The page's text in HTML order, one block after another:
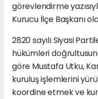
görevlendirme
Kurucu İlçe Başkanı
2820 sayılı Siyasi
hükümleri
göre Mustafa Utku,
kuruluş işlemlerini
koordine etmek ve